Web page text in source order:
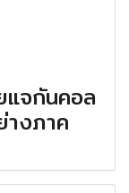
แจกันคอล
งภาค